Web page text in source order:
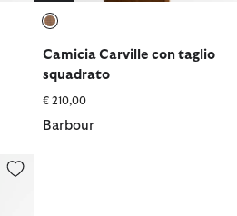
Camicia Carville con taglio
squadrato
€ 210,00
Barbour
Adalyn